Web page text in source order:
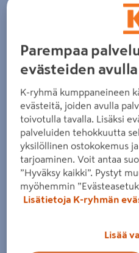
Zoomaa kuvaa
Parempaa
evästeiden avulla
K-ryhmä kumppaneineen
evästeitä, joiden avulla
toivotulla tavalla. Lisäksi
palveluiden tehokkuutta
yksilöllinen ostokokemus
tarjoaminen. Voit antaa
”Hyväksy kaikki”. Pystyt
myöhemmin
Lisätietoja K-ryhmän
Lisää